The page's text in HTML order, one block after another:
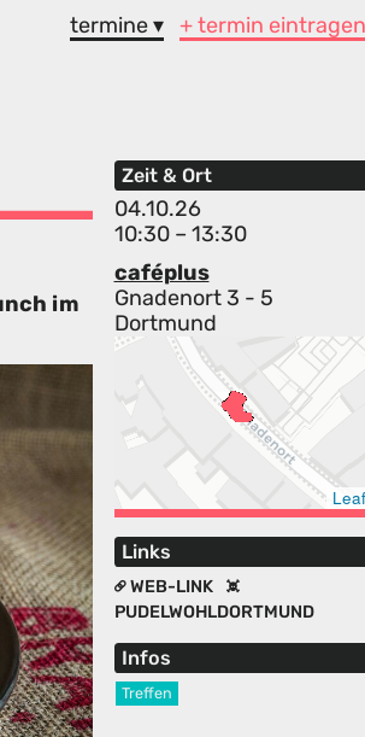
termine ▾ + termin eintragen
Zeit & Ort
04.10.26
10:30 – 13:30
caféplus
Gnadenort 3 - 5
Dortmund
Links
WEB-LINK
PUDELWOHLDORTMUND
Infos
Treffen
im